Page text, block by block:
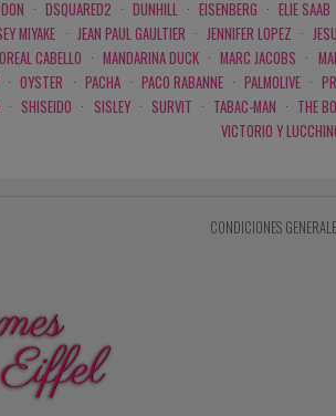
· DSQUARED2 · DUNHILL · EISENBERG · ELIE SAAB
MIYAKE · JEAN PAUL GAULTIER · JENNIFER LOPEZ ·
CABELLO · MANDARINA DUCK · MARC JACOBS ·
· OYSTER · PACHA · PACO RABANNE · PALMOLIVE ·
· SHISEIDO · SISLEY · SURVIT · TABAC-MAN · THE
VICTORIO Y
CONDICIONES